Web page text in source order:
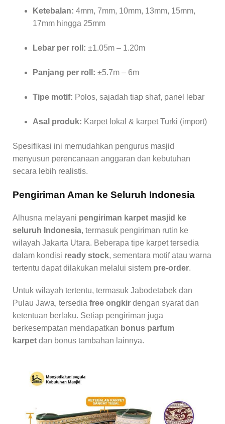
Ketebalan: 4mm, 7mm, 10mm, 13mm, 15mm,
17mm hingga 25mm
Lebar per roll: ±1.05m – 1.20m
Panjang per roll: ±5.7m – 6m
Tipe motif: Polos, sajadah tiap shaf, panel lebar
Asal produk: Karpet lokal & karpet Turki (import)
Spesifikasi ini memudahkan pengurus masjid
menyusun perencanaan anggaran dan kebutuhan
secara lebih realistis.
Pengiriman Aman ke Seluruh Indonesia
Alhusna melayani pengiriman karpet masjid ke
seluruh Indonesia, termasuk pengiriman rutin ke
wilayah Jakarta Utara. Beberapa tipe karpet tersedia
dalam kondisi ready stock, sementara motif atau warna
tertentu dapat dilakukan melalui sistem pre-order.
Untuk wilayah tertentu, termasuk Jabodetabek dan
Pulau Jawa, tersedia free ongkir dengan syarat dan
ketentuan berlaku. Setiap pengiriman juga
berkesempatan mendapatkan bonus parfum
karpet dan bonus tambahan lainnya.